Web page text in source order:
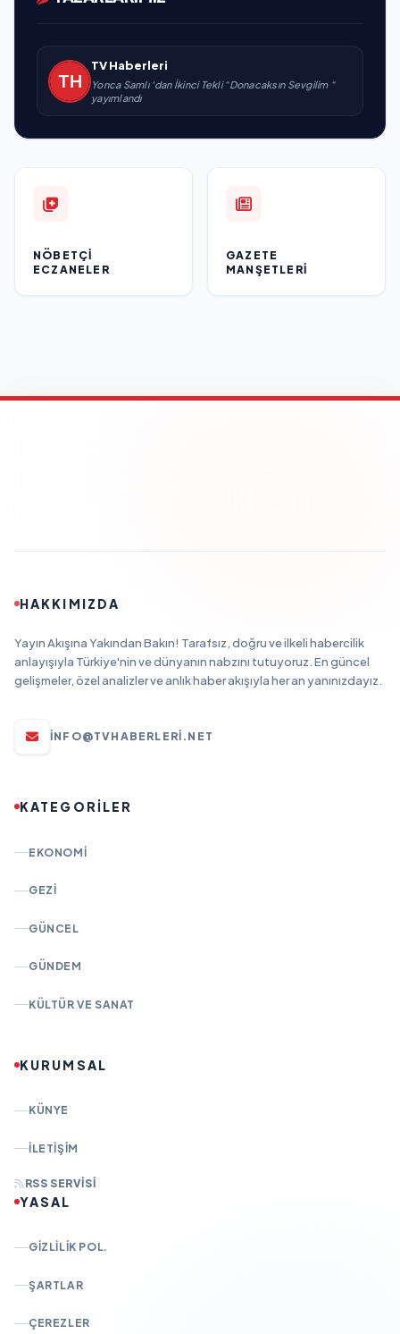
TV Haberleri
Yonca Samlı ‘dan İkinci Tekli “Donacaksın Sevgilim “
yayımlandı
NÖBETÇI
ECZANELER
GAZETE
MANŞETLERI
HAKKIMIZDA
Yayın Akışına Yakından Bakın! Tarafsız, doğru ve ilkeli habercilik
anlayışıyla Türkiye'nin ve dünyanın nabzını tutuyoruz. En güncel
gelişmeler, özel analizler ve anlık haber akışıyla her an yanınızdayız.
INFO@TVHABERLERI.NET
KATEGORİLER
EKONOMI
GEZI
GÜNCEL
GÜNDEM
KÜLTÜR VE SANAT
KURUMSAL
KÜNYE
İLETIŞIM
RSS SERVISI
YASAL
GIZLILIK POL.
ŞARTLAR
ÇEREZLER